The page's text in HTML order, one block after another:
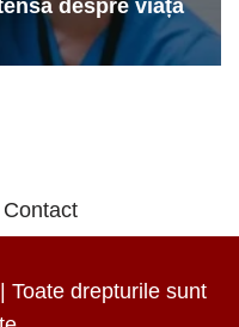
Contact
Toate drepturile sunt